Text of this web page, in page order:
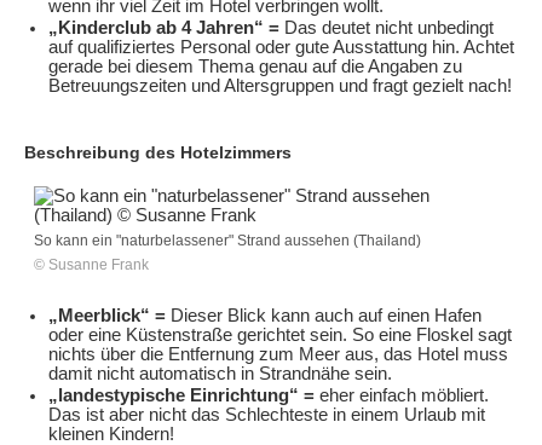
wenn ihr viel Zeit im Hotel verbringen wollt.
„Kinderclub ab 4 Jahren“ = Das deutet nicht unbedingt
auf qualifiziertes Personal oder gute Ausstattung hin. Achtet
gerade bei diesem Thema genau auf die Angaben zu
Betreuungszeiten und Altersgruppen und fragt gezielt nach!
Beschreibung des Hotelzimmers
So kann ein "naturbelassener" Strand aussehen (Thailand)
© Susanne Frank
„Meerblick“ = Dieser Blick kann auch auf einen Hafen
oder eine Küstenstraße gerichtet sein. So eine Floskel sagt
nichts über die Entfernung zum Meer aus, das Hotel muss
damit nicht automatisch in Strandnähe sein.
„landestypische Einrichtung“ = eher einfach möbliert.
Das ist aber nicht das Schlechteste in einem Urlaub mit
kleinen Kindern!